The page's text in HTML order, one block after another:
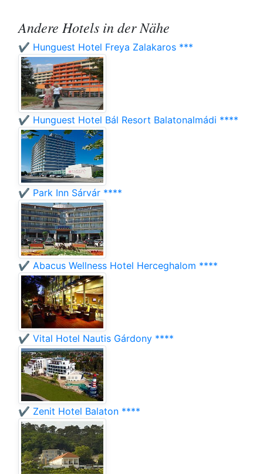
Andere Hotels in der Nähe
✔️ Hunguest Hotel Freya Zalakaros ***
✔️ Hunguest Hotel Bál Resort Balatonalmádi ****
✔️ Park Inn Sárvár ****
✔️ Abacus Wellness Hotel Herceghalom ****
✔️ Vital Hotel Nautis Gárdony ****
✔️ Zenit Hotel Balaton ****